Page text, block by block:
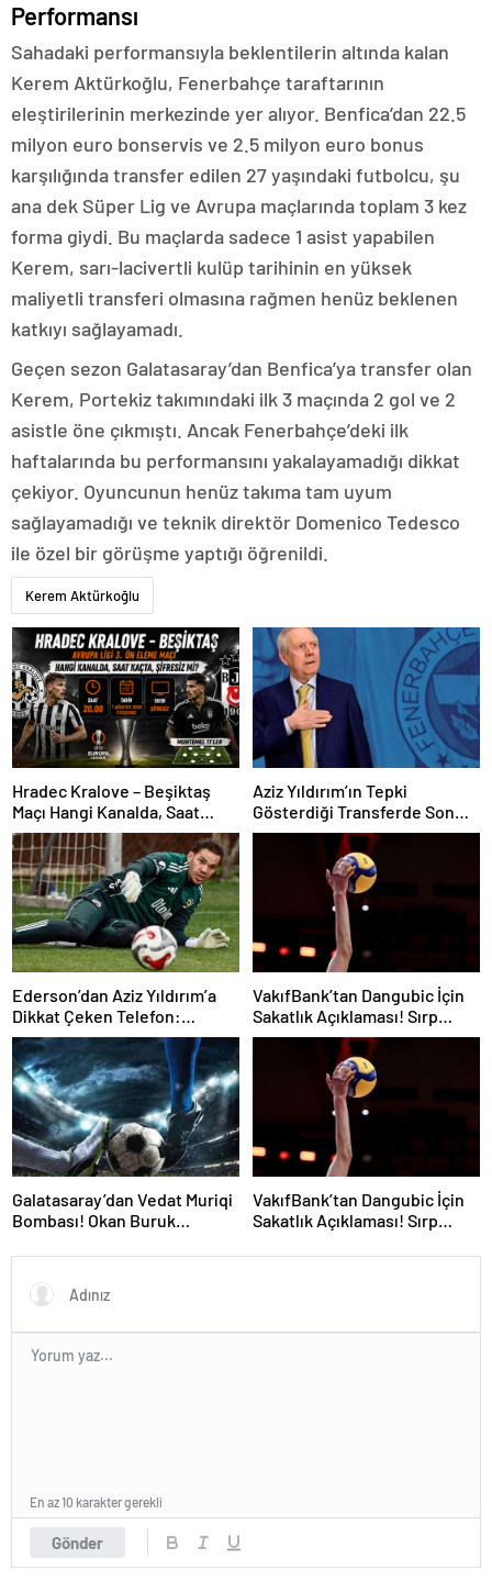
Performansı
Sahadaki performansıyla beklentilerin altında kalan
Kerem Aktürkoğlu, Fenerbahçe taraftarının
eleştirilerinin merkezinde yer alıyor. Benfica’dan 22.5
milyon euro bonservis ve 2.5 milyon euro bonus
karşılığında transfer edilen 27 yaşındaki futbolcu, şu
ana dek Süper Lig ve Avrupa maçlarında toplam 3 kez
forma giydi. Bu maçlarda sadece 1 asist yapabilen
Kerem, sarı-lacivertli kulüp tarihinin en yüksek
maliyetli transferi olmasına rağmen henüz beklenen
katkıyı sağlayamadı.
Geçen sezon Galatasaray’dan Benfica’ya transfer olan
Kerem, Portekiz takımındaki ilk 3 maçında 2 gol ve 2
asistle öne çıkmıştı. Ancak Fenerbahçe’deki ilk
haftalarında bu performansını yakalayamadığı dikkat
çekiyor. Oyuncunun henüz takıma tam uyum
sağlayamadığı ve teknik direktör Domenico Tedesco
ile özel bir görüşme yaptığı öğrenildi.
Kerem Aktürkoğlu
Hradec Kralove – Beşiktaş
Maçı Hangi Kanalda, Saat
Kaçta, Şifresiz Mi?
Aziz Yıldırım’ın Tepki
Gösterdiği Transferde Son
Durum! Oyuncunun Geleceği
Ederson’dan Aziz Yıldırım’a
Dikkat Çeken Telefon:
“Fenerbahçe’de Kalmak
İstiyorum” Mesajı
VakıfBank’tan Dangubic İçin
Sakatlık Açıklaması! Sırp
Yıldız Ameliyat Olacak
Galatasaray’dan Vedat Muriqi
Bombası! Okan Buruk
VakıfBank’tan Dangubic İçin
Sakatlık Açıklaması! Sırp
Gönder
En az 10 karakter gerekli